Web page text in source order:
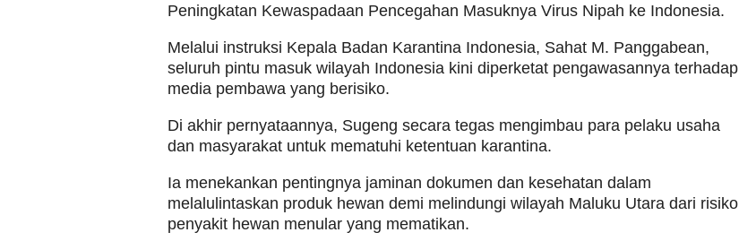
Peningkatan Kewaspadaan Pencegahan Masuknya Virus Nipah ke Indonesia.
Melalui instruksi Kepala Badan Karantina Indonesia, Sahat M. Panggabean,
seluruh pintu masuk wilayah Indonesia kini diperketat pengawasannya terhadap
media pembawa yang berisiko.
Di akhir pernyataannya, Sugeng secara tegas mengimbau para pelaku usaha
dan masyarakat untuk mematuhi ketentuan karantina.
Ia menekankan pentingnya jaminan dokumen dan kesehatan dalam
melalulintaskan produk hewan demi melindungi wilayah Maluku Utara dari risiko
penyakit hewan menular yang mematikan.